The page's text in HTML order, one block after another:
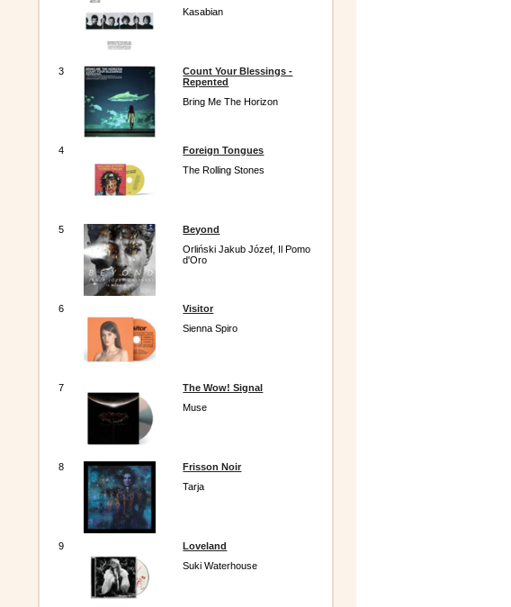
Kasabian
3
Count Your Blessings -
Repented
Bring Me The Horizon
4
Foreign Tongues
The Rolling Stones
5
Beyond
Orliński Jakub Józef, Il Pomo
d'Oro
6
Visitor
Sienna Spiro
7
The Wow! Signal
Muse
8
Frisson Noir
Tarja
9
Loveland
Suki Waterhouse